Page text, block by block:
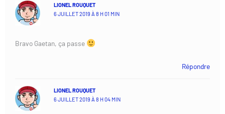
LIONEL ROUQUET
6 JUILLET 2019 À 8 H 01 MIN
Bravo Gaetan, ça passe
Répondre
LIONEL ROUQUET
6 JUILLET 2019 À 8 H 04 MIN